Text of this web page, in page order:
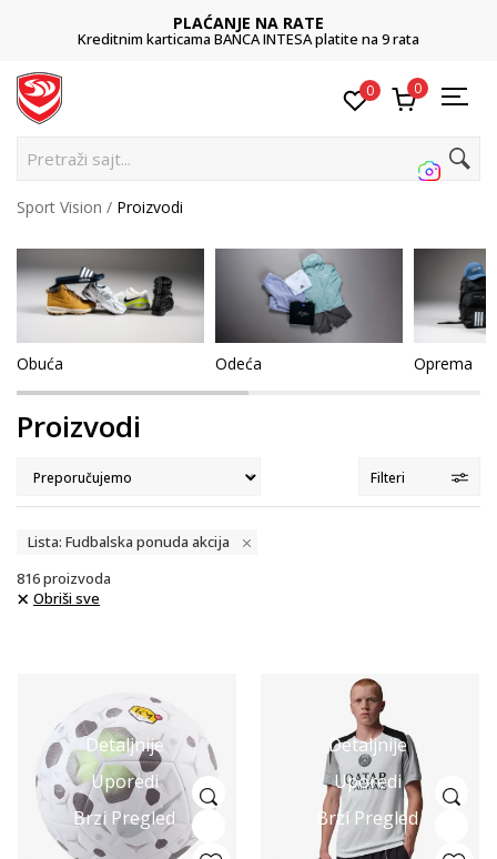
POZOVITE NAS
011 422 1422
0 0
Pretra
Sport Vision Proizvodi
Obuća Odeća Oprema
Proizvodi
Filteri
Lista: Fudbalska ponuda akcija
816proizvoda
Obriši sve
Detaljnije
Uporedi
Brzi Pregled
Detaljnije
Uporedi
Brzi Pregled